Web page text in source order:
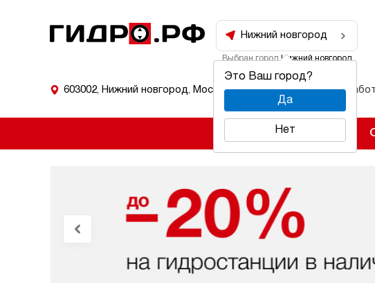
Нижний новгород
Это Ваш город?
Да
Нет
Выбран городНижний новгород
603002 Нижний новгород Московское шоссе Режим